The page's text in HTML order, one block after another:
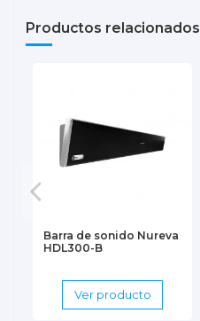
Productos relacionados
Barra de sonido Nureva
HDL300-B
Ver producto